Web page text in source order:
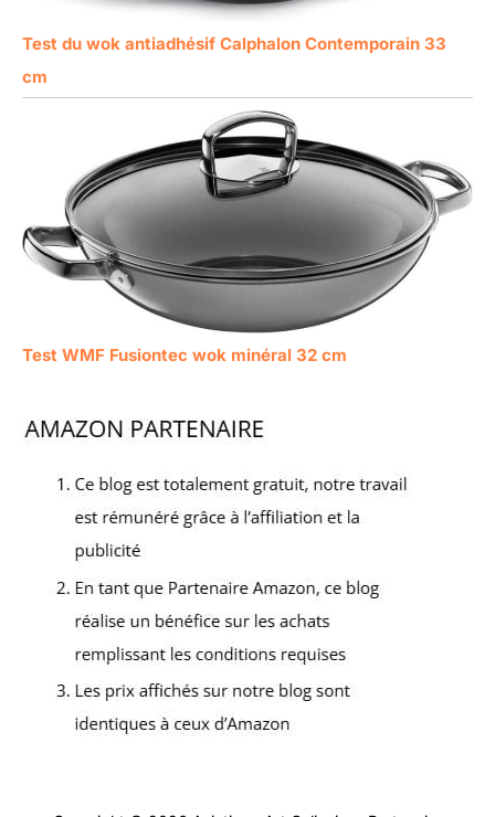
Test du wok antiadhésif Calphalon Contemporain 33
cm
Test WMF Fusiontec wok minéral 32 cm